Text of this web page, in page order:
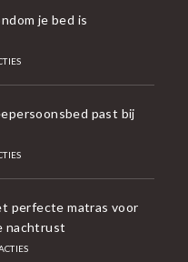
je bed is
past bij
perfecte matras voor
nachtrust